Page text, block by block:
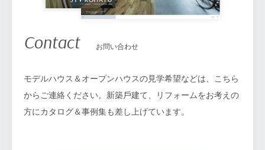
Contact お問い合わせ
モデルハウス＆オープンハウスの見学希望などは、こちら
からご連絡ください。新築⼾建て、リフォームをお考えの
⽅にカタログ＆事例集も差し上げています。